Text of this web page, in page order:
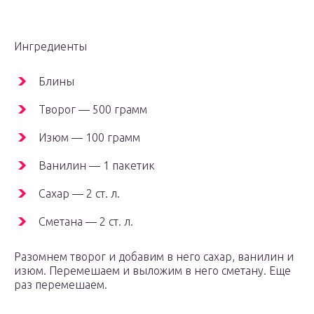
Ингредиенты
Блины
Творог — 500 грамм
Изюм — 100 грамм
Ванилин — 1 пакетик
Сахар — 2 ст. л.
Сметана — 2 ст. л.
Разомнем творог и добавим в него сахар, ванилин и
изюм. Перемешаем и выложим в него сметану. Еще
раз перемешаем.